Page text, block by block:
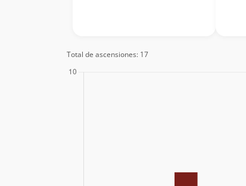
Total de ascensiones: 17